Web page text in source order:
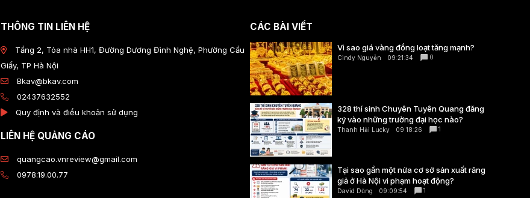
THÔNG TIN LIÊN HỆ
Tầng 2, Tòa nhà HH1, Đường Dương Đình Nghệ, Phường Cầu
Giấy, TP Hà Nội
Bkav@bkav.com
02437632552
Quy định và điều khoản sử dụng
LIÊN HỆ QUẢNG CÁO
quangcao.vnreview@gmail.com
0978.19.00.77
CÁC BÀI VIẾT
Vì sao giá vàng đồng loạt tăng mạnh?
Cindy Nguyễn 09:21:34 0
328 thí sinh Chuyên Tuyên Quang đăng
ký vào những trường đại học nào?
Thanh Hải Lucky 09:18:26 1
Tại sao gần một nửa cơ sở sản xuất răng
giả ở Hà Nội vi phạm hoạt động?
David Dũng 09:09:54 1